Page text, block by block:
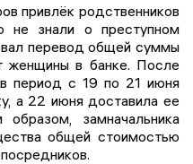
привлёк родственников
не знали о преступном
перевод общей суммы
женщины в банке. После
период с 19 по 21 июня
а 22 июня доставила ее
замначальника
общей стоимостью